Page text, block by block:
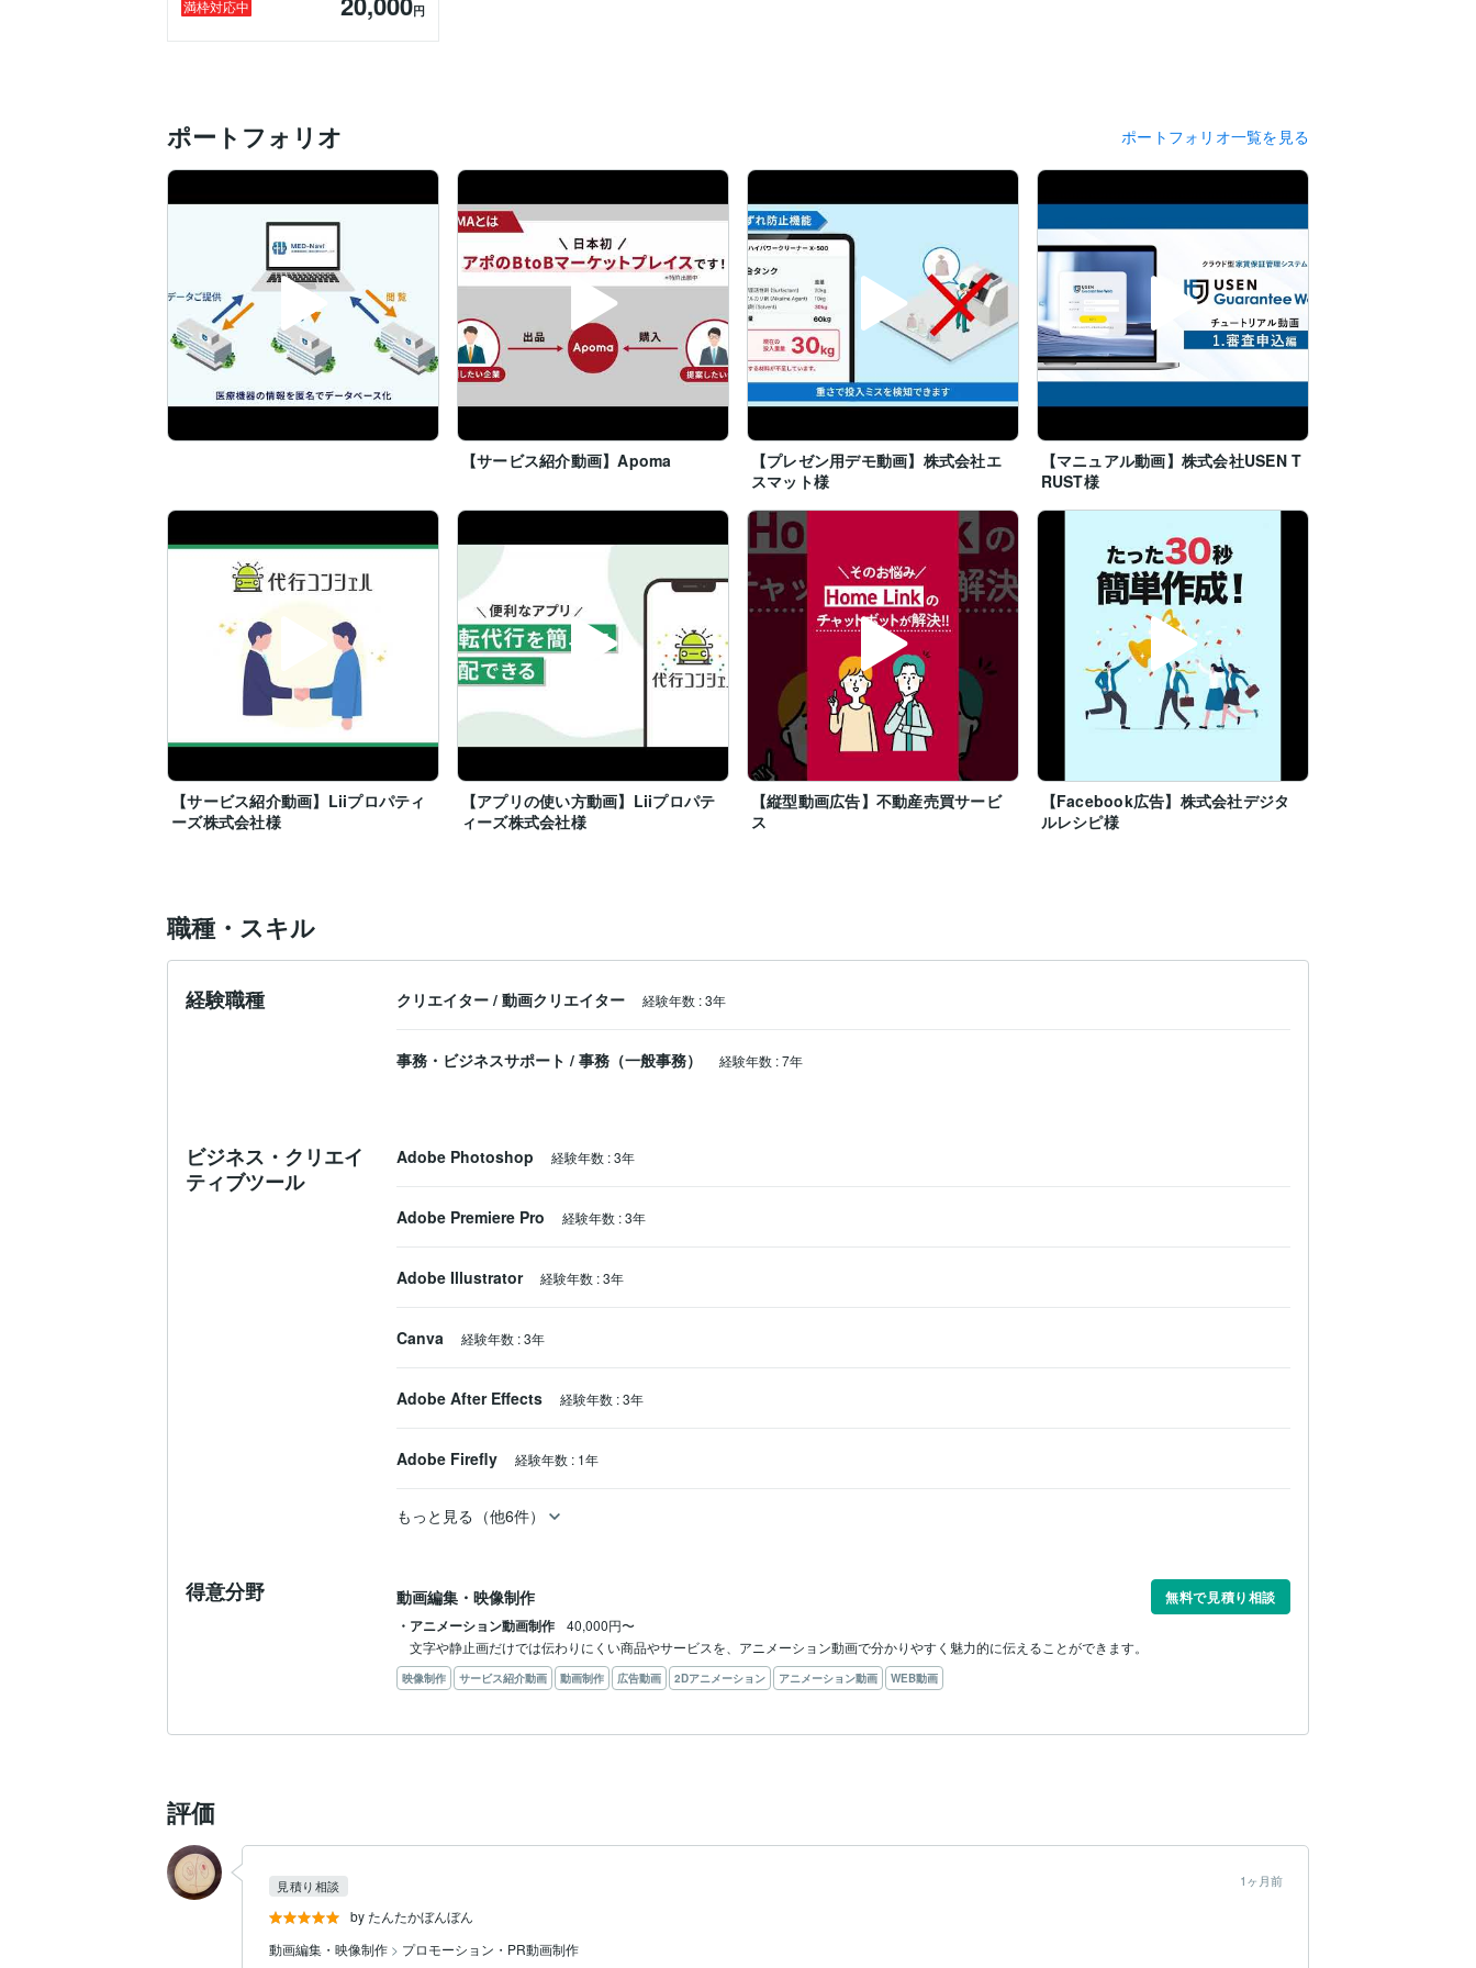
満枠対応中 円
ポートフォリオ ポートフォリオ一覧を見る
【サービス紹介動画】Apoma
【プレゼン用デモ動画】株式会社エ
スマット様
【マニュアル動画】株式会社USEN T
RUST様
【サービス紹介動画】Liiプロパティ
ーズ株式会社様
【アプリの使い方動画】Liiプロパテ
ィーズ株式会社様
【縦型動画広告】不動産売買サービ
ス
【Facebook広告】株式会社デジタ
ルレシピ様
職種・スキル
経験職種 クリエイター / 動画クリエイター 経験年数 :3年
事務・ビジネスサポート / 事務（一般事務） 経験年数 :7年
ビジネス・クリエイ
ティブツール
Adobe Photoshop 経験年数 :3年
Adobe Premiere Pro 経験年数 :3年
Adobe Illustrator 経験年数 :3年
Canva 経験年数 :3年
Adobe After Effects 経験年数 :3年
Adobe Firefly 経験年数 : 1年
もっと見る（他6件）
得意分野 動画編集・映像制作
無料で見積り相談
・アニメーション動画制作
40,000円〜
文字や静止画だけでは伝わりにくい商品やサービスを、アニメーション動画で分かりやすく魅力的に伝えることができます。
映像制作 サービス紹介動画 動画制作 広告動画 2Dアニメーション アニメーション動画 WEB動画
評価
1ヶ月前
見積り相談
by たんたかぼんぼん
動画編集・映像制作 > プロモーション・PR動画制作